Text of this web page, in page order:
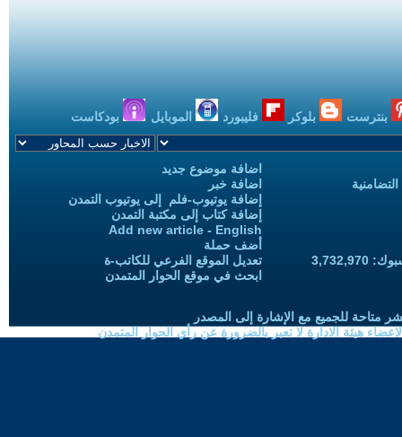
بنترست بلوكر فليبورد الموبايل بودكاست
اضافة موضوع جديد
اضافة خبر
إضافة يوتيوب-فلم إلى يوتيوب التمدن
إضافة كتاب إلى مكتبة التمدن
Add new article - English
أضف حملة
تعديل الموقع الفرعي للكاتب-ة
ابحث في موقع الحوار المتمدن
متاحة للجميع مع الإشارة إلى المصدر
هيئة الادارة لا تعبر بالضرورة عن رأي الحوار المتمدن